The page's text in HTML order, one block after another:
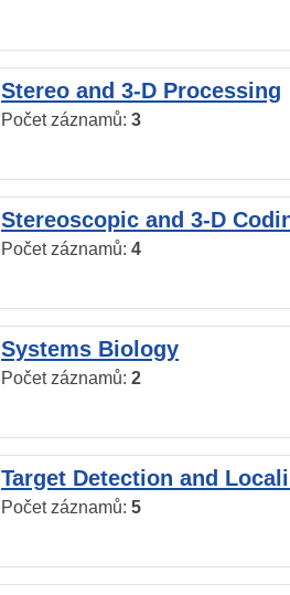
Stereo and 3-D Processing
Počet záznamů: 3
Stereoscopic and 3-D
Počet záznamů: 4
Systems Biology
Počet záznamů: 2
Target Detection and
Počet záznamů: 5